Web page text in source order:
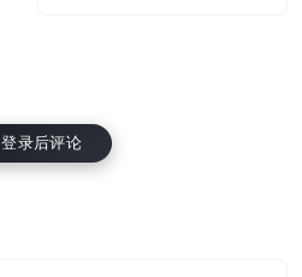
登录后评论